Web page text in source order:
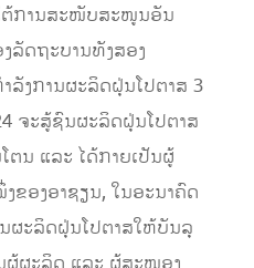
ຕ້ການສະໜັບສະໜູນອັນ
ລັດຖະບານທັງສອງ
ລັງການຜະລິດຝຸ່ນໂປຕາສ 3
ຈະສູ້ຊົນຜະລິດຝຸ່ນໂປຕາສ
ຕນ ແລະ ໄດ້ກາຍເປັນຜູ້
ອງອາຊຽນ, ໃນອະນາຄົດ
ຜະລິດຝຸ່ນໂປຕາສໃຫ້ບັນລຸ